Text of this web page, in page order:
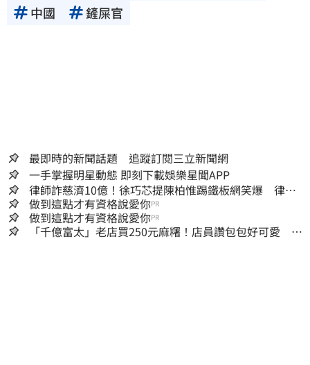
中國
鏟屎官
最即時的新聞話題 追蹤訂閱三立新聞網
一手掌握明星動態 即刻下載娛樂星聞APP
律師詐慈濟10億！徐巧芯提陳柏惟踢鐵板網笑爆 律師
再曬1照補刀
做到這點才有資格說愛你PR
做到這點才有資格說愛你PR
「千億富太」老店買250元麻糬！店員讚包包好可愛 笑